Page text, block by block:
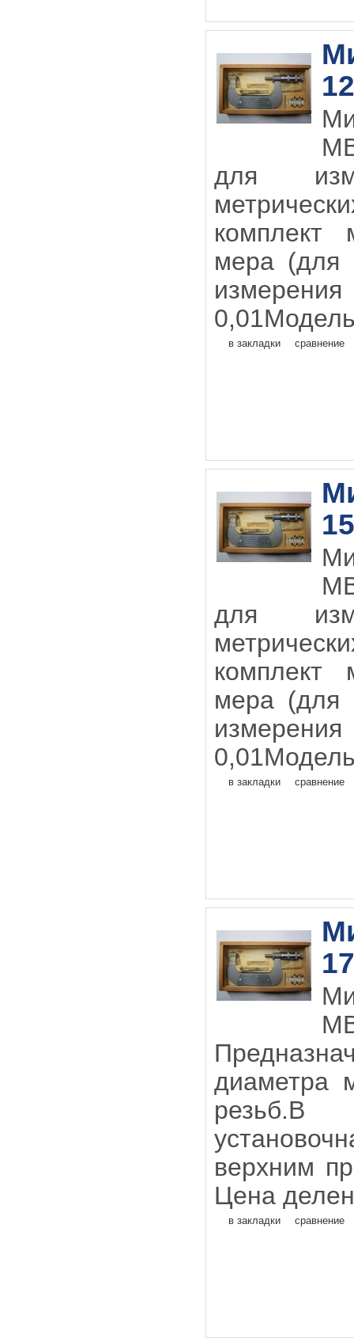
для
комплект
мера (для
в закладки сравнение
для
комплект
мера (для
в закладки сравнение
диаметра
резьб.В
верхним
Цена
в закладки сравнение